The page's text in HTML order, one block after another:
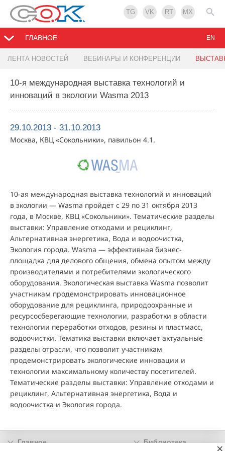
TG VK RT MX
ГЛАВНОЕ
ЛЕНТА НОВОСТЕЙ ВЕБИНАРЫ И КОНФЕРЕНЦИИ
EN
10-я международная выставка технологий и
инноваций в экологии Wasma 2013
29.10.2013 - 31.10.2013
Москва, КВЦ «Сокольники», павильон 4.1.
10-ая международная выставка технологий и инноваций
в экологии — Wasma пройдет с 29 по 31 октября 2013
года, в Москве, КВЦ «Сокольники». Тематические разделы
выставки: Управление отходами и рециклинг,
Альтернативная энергетика, Вода и водоочистка,
Экология города. Wasma — эффективная бизнес-
площадка для делового общения, обмена опытом между
производителями и потребителями экологического
оборудования. Экологическая выставка Wasma позволит
участникам продемонстрировать инновационное
оборудование для рециклинга, природоохранные и
ресурсосберегающие технологии, разработки в области
технологии переработки отходов, резины и пластмасс,
водоочистки. Тематика выставки включает актуальные
разделы отрасли, что позволит участникам
продемонстрировать экологические инновации и
технологии максимальному количеству посетителей.
Тематические разделы выставки: Управление отходами и
рециклинг, Альтернативная энергетика, Вода и
водоочистка и Экология города.
Главное Библиотека